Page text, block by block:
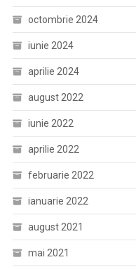
octombrie 2024
iunie 2024
aprilie 2024
august 2022
iunie 2022
aprilie 2022
februarie 2022
ianuarie 2022
august 2021
mai 2021